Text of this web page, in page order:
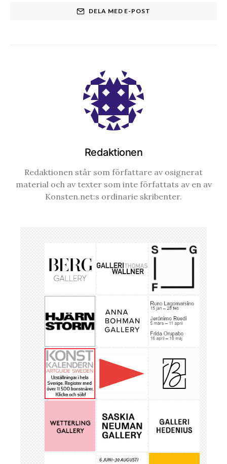
DELA MED E-POST
Redaktionen
Redaktionen står som författare av osignerat
material och av texter som inte författats av en av
Konsten.net:s ordinarie skribenter.